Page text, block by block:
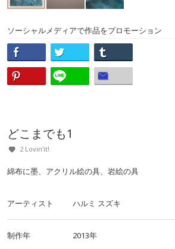
ソーシャルメディアで作品をプロモーション
どこまでも1
2 Lovin'it!
綿布に墨、アクリル絵の具、岩絵の具
アーティスト ハルミ スズキ
制作年 2013年